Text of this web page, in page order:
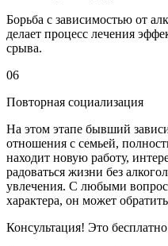
Борьба с зависимостью от
делает процесс лечения
срыва.
06
Повторная социализация
На этом этапе бывший
отношения с семьей,
находит новую работу,
радоваться жизни без
увлечения. С любыми
характера, он может
Консультация! Это бесплатно